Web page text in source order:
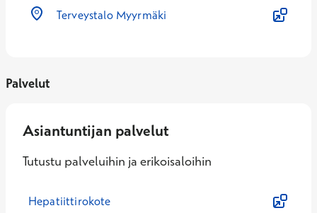
Terveystalo Myyrmäki
Palvelut
Asiantuntijan palvelut
Tutustu palveluihin ja erikoisaloihin
Hepatiittirokote